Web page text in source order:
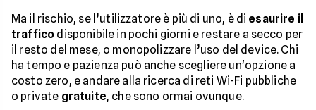
Ma il rischio, se l’utilizzatore è più di uno, è di esaurire il
traffico disponibile in pochi giorni e restare a secco per
il resto del mese, o monopolizzare l’uso del device. Chi
ha tempo e pazienza può anche scegliere un'opzione a
costo zero, e andare alla ricerca di reti Wi-Fi pubbliche
o private gratuite, che sono ormai ovunque.